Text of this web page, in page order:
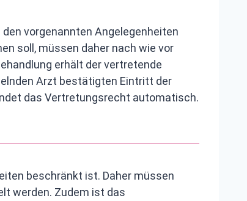
vorgenannten Angelegenheiten
soll, müssen daher nach wie vor
erhält der vertretende
Arzt bestätigten Eintritt der
das Vertretungsrecht automatisch.
beschränkt ist. Daher müssen
werden. Zudem ist das